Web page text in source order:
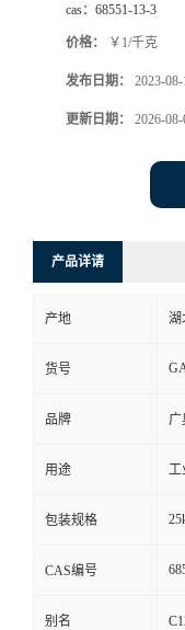
cas： 68551-13-3
价格： ￥1/千克
发布日期： 2023-08-
更新日期： 2026-08-
产品详请
产地 湖
货号
品牌 广
用途 工
包装规格
CAS编号
别名